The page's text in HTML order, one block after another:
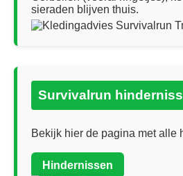
sieraden blijven thuis.
Survivalrun
Bekijk hier de pagina met alle
Hindernissen